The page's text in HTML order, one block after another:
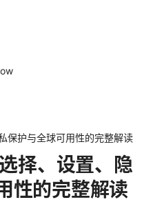
保护与全球可用性的完整解读
择、设置、隐
性的完整解读